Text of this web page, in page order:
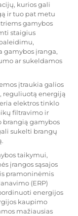
kurios gali
ir tuo pat metu
gamybos
staigius
gamybos įranga,
ar sukeldamos
įtraukia galios
reguliuotą energiją
elektros tinklo
filtravimo ir
brangią gamybos
sukelti brangų
taikymui,
įrangos sąsajos
pramoninėmis
(ERP)
energijos
kaupimo
mažiausias